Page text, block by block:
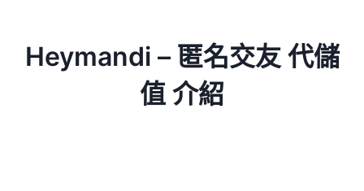
Heymandi – 匿名交友 代儲
值 介紹